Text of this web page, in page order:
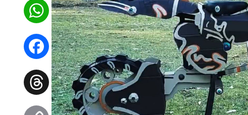
WhatsApp
Facebook
Threads